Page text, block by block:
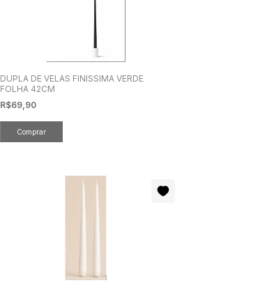
DUPLA DE VELAS FINISSIMA VERDE
FOLHA 42CM
R$69,90